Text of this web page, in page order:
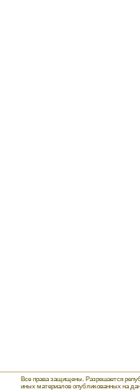
Все права защищены. Разрешается
иных материалов опубликованных на